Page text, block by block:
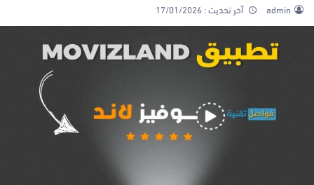
admin آخر تحديث :17/01/2026